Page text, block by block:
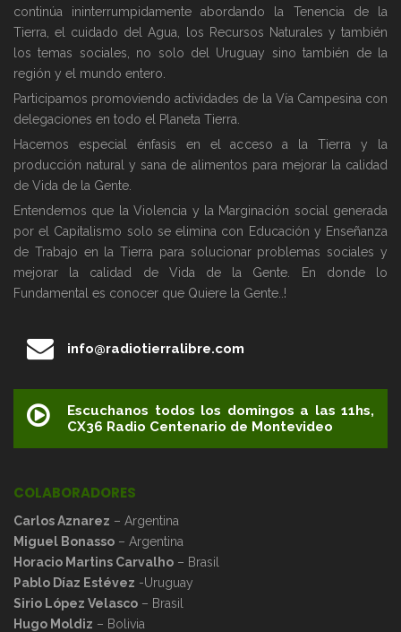
continúa ininterrumpidamente abordando la Tenencia de la
Tierra, el cuidado del Agua, los Recursos Naturales y también
los temas sociales, no solo del Uruguay sino también de la
región y el mundo entero.
Participamos promoviendo actividades de la Vía Campesina con
delegaciones en todo el Planeta Tierra.
Hacemos especial énfasis en el acceso a la Tierra y la
producción natural y sana de alimentos para mejorar la calidad
de Vida de la Gente.
Entendemos que la Violencia y la Marginación social generada
por el Capitalismo solo se elimina con Educación y Enseñanza
de Trabajo en la Tierra para solucionar problemas sociales y
mejorar la calidad de Vida de la Gente. En donde lo
Fundamental es conocer que Quiere la Gente..!
info@radiotierralibre.com
Escuchanos todos los domingos a las 11hs,
CX36 Radio Centenario de Montevideo
COLABORADORES
Carlos Aznarez – Argentina
Miguel Bonasso – Argentina
Horacio Martins Carvalho – Brasil
Pablo Díaz Estévez -Uruguay
Sirio López Velasco – Brasil
Hugo Moldiz – Bolivia